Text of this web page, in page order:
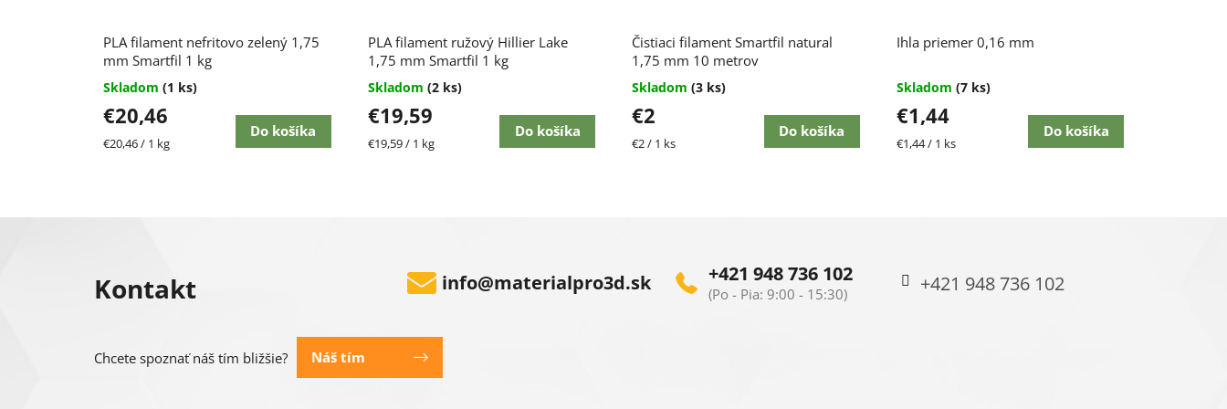
PLA filament nefritovo zelený 1,75
mm Smartfil 1 kg
Skladom (1 ks)
€20,46
Jednotková
€20,46 / 1 kg
Do košíka
PLA filament ružový Hillier Lake
1,75 mm Smartfil 1 kg
Skladom (2 ks)
€19,59
Jednotková
€19,59 / 1 kg
Do košíka
Čistiaci filament Smartfil natural
1,75 mm 10 metrov
Skladom (3 ks)
€2
Jednotková
€2 / 1 ks
Do košíka
Ihla priemer 0,16 mm
Skladom (7 ks)
€1,44
Jednotková
€1,44 / 1 ks
Do košíka
Kontakt info@materialpro3d.sk +421 948 736 102 +421 948 736 102
Chcete spoznať náš tím bližšie? Náš tím